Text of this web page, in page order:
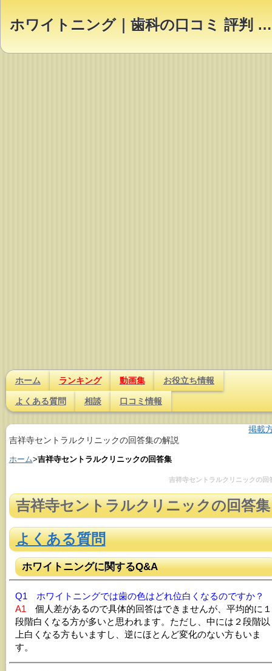
ホワイトニング｜歯科の口コミ 評判 ランキング【Dr.NAVI】
ホーム ランキング 動画集 お役立ち情報
よくある質問 相談 口コミ情報
掲載
吉祥寺セントラルクリニックの回答集の解説
ホーム>吉祥寺セントラルクリニックの回答集
吉祥寺セントラルクリニックの回
吉祥寺セントラルクリニックの回答集
よくある質問
ホワイトニングに関するQ&A
Q1 ホワイトニングでは歯の色はどれ位白くなるのですか？
A1 個人差があるので具体的回答はできませんが、平均的に１
段階白くなる方が多いと思われます。ただし、中には２段階以
上白くなる方もいますし、逆にほとんど変化のない方もいま
す。